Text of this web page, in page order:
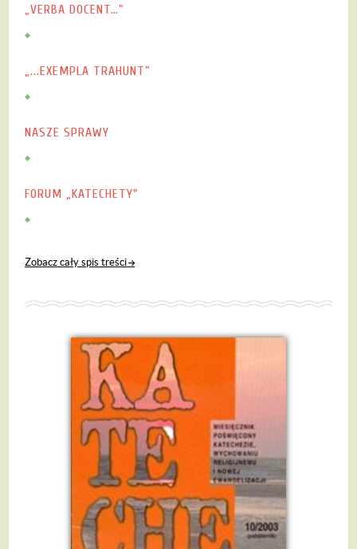
„VERBA DOCENT…”
„...EXEMPLA TRAHUNT”
NASZE SPRAWY
FORUM „KATECHETY"
Zobacz cały spis treści